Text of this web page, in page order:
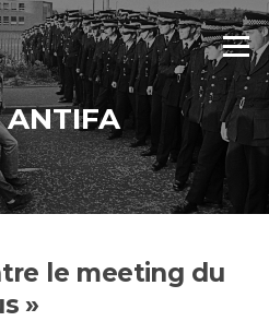
Menu
ANTIFA
le meeting du
»